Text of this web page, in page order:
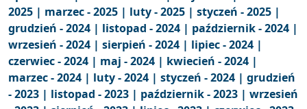
2025 | marzec - 2025 | luty - 2025 | styczeń - 2025 |
grudzień - 2024 | listopad - 2024 | październik - 2024 |
wrzesień - 2024 | sierpień - 2024 | lipiec - 2024 |
czerwiec - 2024 | maj - 2024 | kwiecień - 2024 |
marzec - 2024 | luty - 2024 | styczeń - 2024 | grudzień
- 2023 | listopad - 2023 | październik - 2023 | wrzesień